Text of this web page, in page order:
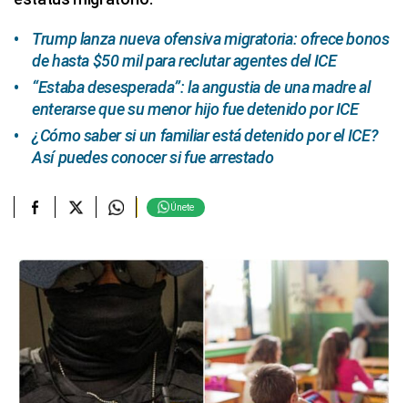
Trump lanza nueva ofensiva migratoria: ofrece bonos
de hasta $50 mil para reclutar agentes del ICE
“Estaba desesperada”: la angustia de una madre al
enterarse que su menor hijo fue detenido por ICE
¿Cómo saber si un familiar está detenido por el ICE?
Así puedes conocer si fue arrestado
Únete